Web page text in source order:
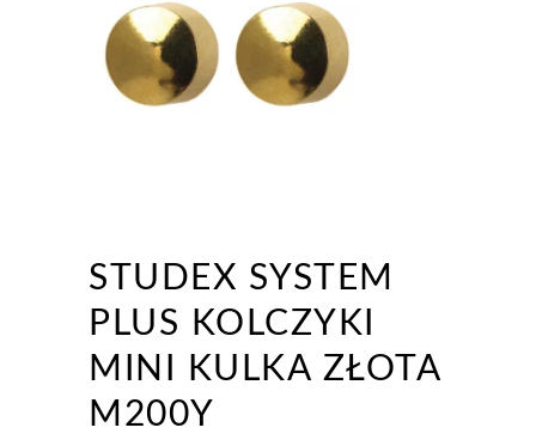
STUDEX SYSTEM
PLUS KOLCZYKI
MINI KULKA ZŁOTA
M200Y